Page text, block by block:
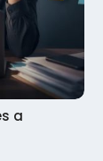
a